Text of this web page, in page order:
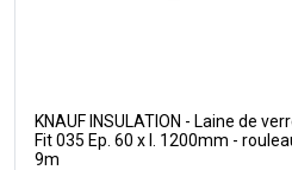
KNAUF INSULATION - Laine de
Fit 035 Ep. 60 x l. 1200mm -
9m